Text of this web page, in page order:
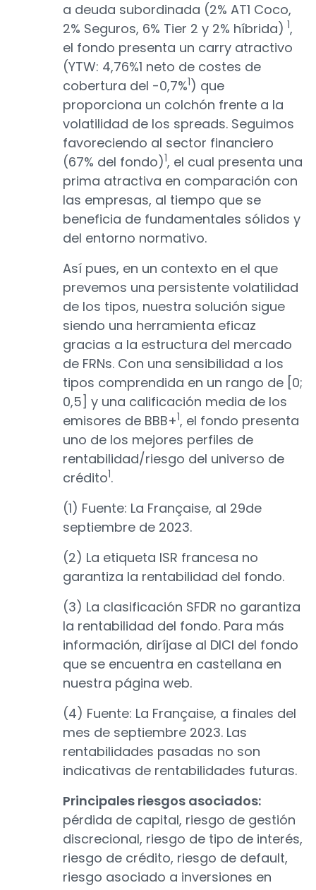
a deuda subordinada (2% AT1 Coco,
2% Seguros, 6% Tier 2 y 2% híbrida) 1,
el fondo presenta un carry atractivo
(YTW: 4,76%1 neto de costes de
cobertura del -0,7%1) que
proporciona un colchón frente a la
volatilidad de los spreads. Seguimos
favoreciendo al sector financiero
(67% del fondo)1, el cual presenta una
prima atractiva en comparación con
las empresas, al tiempo que se
beneficia de fundamentales sólidos y
del entorno normativo.
Así pues, en un contexto en el que
prevemos una persistente volatilidad
de los tipos, nuestra solución sigue
siendo una herramienta eficaz
gracias a la estructura del mercado
de FRNs. Con una sensibilidad a los
tipos comprendida en un rango de [0;
0,5] y una calificación media de los
emisores de BBB+1, el fondo presenta
uno de los mejores perfiles de
rentabilidad/riesgo del universo de
crédito1.
(1) Fuente: La Française, al 29de
septiembre de 2023.
(2) La etiqueta ISR francesa no
garantiza la rentabilidad del fondo.
(3) La clasificación SFDR no garantiza
la rentabilidad del fondo. Para más
información, diríjase al DICI del fondo
que se encuentra en castellana en
nuestra página web.
(4) Fuente: La Française, a finales del
mes de septiembre 2023. Las
rentabilidades pasadas no son
indicativas de rentabilidades futuras.
Principales riesgos asociados:
pérdida de capital, riesgo de gestión
discrecional, riesgo de tipo de interés,
riesgo de crédito, riesgo de default,
riesgo asociado a inversiones en